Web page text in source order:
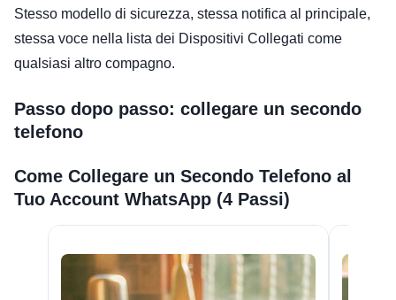
Stesso modello di sicurezza, stessa notifica al principale,
stessa voce nella lista dei Dispositivi Collegati come
qualsiasi altro compagno.
Passo dopo passo: collegare un secondo
telefono
Come Collegare un Secondo Telefono al
Tuo Account WhatsApp (4 Passi)